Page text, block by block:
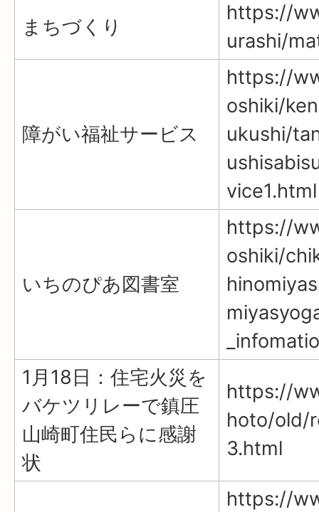
まちづくり
https://
urashi/
障がい福祉サービス
https://
oshiki/
ukushi/
vice1.html
いちのぴあ図書室
https://
oshiki/
1月18日：住宅火災を
バケツリレーで鎮圧
山崎町住民らに感謝
状
https://
hoto/old/
3.html
https://